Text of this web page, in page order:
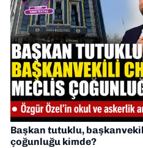
Başkan tutuklu,
çoğunluğu kimde?